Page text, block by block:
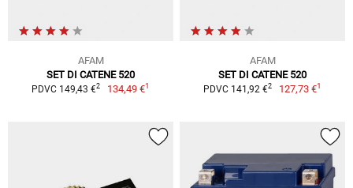
AFAM
SET DI CATENE 520
PDVC 149,43 €2 134,49 €1
AFAM
SET DI CATENE 520
PDVC 141,92 €2 127,73 €1